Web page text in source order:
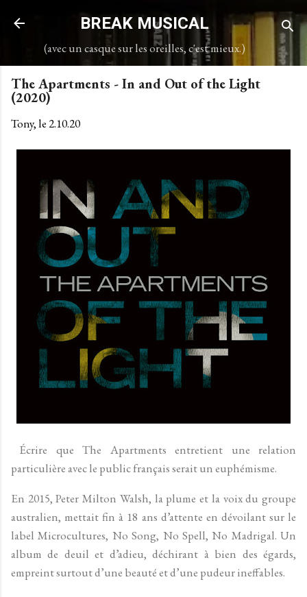
Accéder au contenu principal
BREAK MUSICAL
(avec un casque sur les oreilles, c'est mieux.)
The Apartments - In and Out of the Light
(2020)
Tony, le2.10.20
Écrire que The Apartments entretient une relation
particulière avec le public français serait un euphémisme.
En 2015, Peter Milton Walsh, la plume et la voix du groupe
australien, mettait fin à 18 ans d’attente en dévoilant sur le
label Microcultures, No Song, No Spell, No Madrigal. Un
album de deuil et d’adieu, déchirant à bien des égards,
empreint surtout d’une beauté et d’une pudeur ineffables.